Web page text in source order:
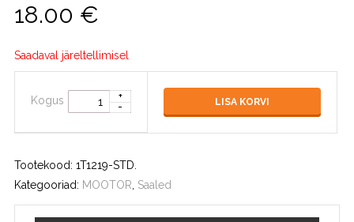
18.00 €
Saadaval järeltellimisel
Kogus LISA KORVI
Tootekood: 1T1219-STD
Kategooriad: MOOTOR Saaled